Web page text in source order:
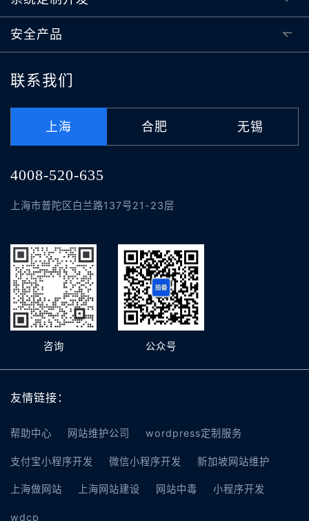
安全产品
联系我们
上海 合肥 无锡
4008-520-635
上海市普陀区白兰路137号21-23层
咨询 公众号
友情链接：
帮助中心 网站维护公司 wordpress定制服务
支付宝小程序开发 微信小程序开发 新加坡网站维护
上海做网站 上海网站建设 网站中毒 小程序开发
wdcp